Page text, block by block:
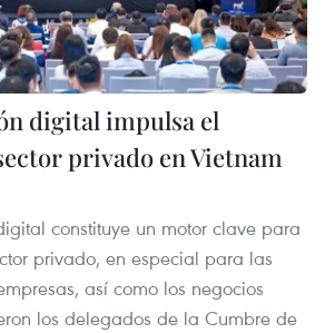
digital impulsa el
privado en Vietnam
constituye un motor clave para
privado, en especial para las
así como los negocios
los delegados de la Cumbre de